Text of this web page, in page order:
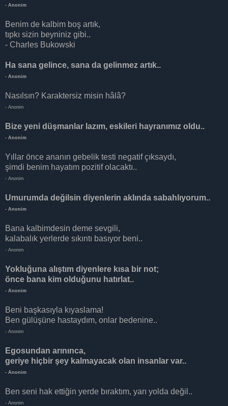
- Anonim
Benim de kalbim boş artık,
tıpkı sizin beyniniz gibi..
- Charles Bukowski
Ha sana gelince, sana da gelinmez artık..
- Anonim
Nasılsın? Karaktersiz misin hâlâ?
- Anonim
Bize yeni düşmanlar lazım, eskileri hayranımız oldu..
- Anonim
Yıllar önce ananın gebelik testi negatif çıksaydı,
şimdi benim hayatım pozitif olacaktı..
- Anonim
Umurumda değilsin diyenlerin aklında sabahlıyorum..
- Anonim
Bana kalbimdesin deme sevgili,
kalabalık yerlerde sıkıntı basıyor beni..
- Anonim
Yokluğuna alıştım diyenlere kısa bir not;
önce bana kim olduğunu hatırlat..
- Anonim
Beni başkasıyla kıyaslama!
Ben gülüşüne hastaydım, onlar bedenine..
- Anonim
Egosundan arınınca,
geriye hiçbir şey kalmayacak olan insanlar var..
- Anonim
Ben seni hak ettiğin yerde bıraktım, yarı yolda değil..
- Anonim